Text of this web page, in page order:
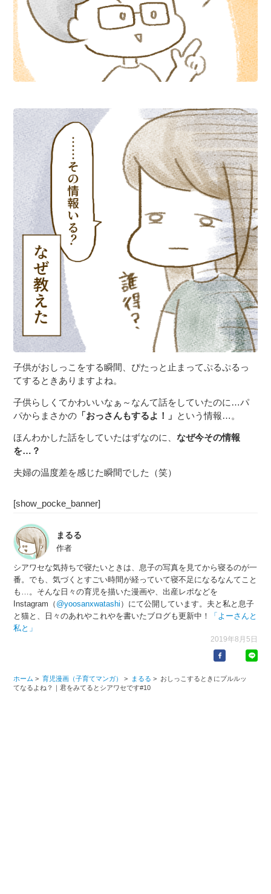
子供がおしっこをする瞬間、ぴたっと止まってぷるぷるっ
てするときありますよね。
子供らしくてかわいいなぁ～なんて話をしていたのに…パ
パからまさかの 「おっさんもするよ！」 という情報…。
ほんわかした話をしていたはずなのに、なぜ今その情報
を…？
夫婦の温度差を感じた瞬間でした（笑）
[show_pocke_banner]
まるる
作者
シアワセな気持ちで寝たいときは、息子の写真を見てから寝るのが一
番。でも、気づくとすごい時間が経っていて寝不足になるなんてこと
も…。そんな日々の育児を描いた漫画や、出産レポなどを
Instagram（ @yoosanxwatashi ）にて公開しています。夫と私と息子
と猫と、日々のあれやこれやを書いたブログも更新中！
「よーさんと
私と」
2019年8月5日
ホーム > 育児漫画（子育てマンガ） > まるる > おしっこするときにプルルッ
てなるよね？｜君をみてるとシアワセです#10